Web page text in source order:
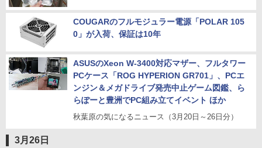
COUGARのフルモジュラー電源「POLAR 105
0」が入荷、保証は10年
ASUSのXeon W-3400対応マザー、フルタワー
PCケース「ROG HYPERION GR701」、PCエ
ンジン＆メガドライブ発売中止ゲーム図鑑、ら
らぽーと豊洲でPC組み立てイベント ほか
秋葉原の気になるニュース（3月20日～26日分）
3月26日